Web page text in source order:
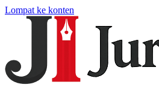
Lompat ke konten